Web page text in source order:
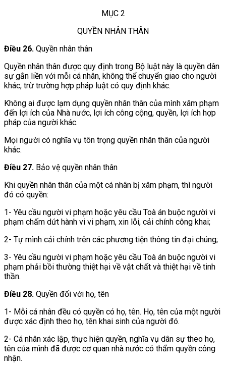
MỤC 2
QUYỀN NHÂN THÂN
Điều 26. Quyền nhân thân
Quyền nhân thân được quy định trong Bộ luật này là quyền dân
sự gắn liền với mỗi cá nhân, không thể chuyển giao cho người
khác, trừ trường hợp pháp luật có quy định khác.
Không ai được lạm dụng quyền nhân thân của mình xâm phạm
đến lợi ích của Nhà nước, lợi ích công cộng, quyền, lợi ích hợp
pháp của người khác.
Mọi người có nghĩa vụ tôn trọng quyền nhân thân của người
khác.
Điều 27. Bảo vệ quyền nhân thân
Khi quyền nhân thân của một cá nhân bị xâm phạm, thì người
đó có quyền:
1- Yêu cầu người vi phạm hoặc yêu cầu Toà án buộc người vi
phạm chấm dứt hành vi vi phạm, xin lỗi, cải chính công khai;
2- Tự mình cải chính trên các phương tiện thông tin đại chúng;
3- Yêu cầu người vi phạm hoặc yêu cầu Toà án buộc người vi
phạm phải bồi thường thiệt hại về vật chất và thiệt hại về tinh
thần.
Điều 28. Quyền đối với họ, tên
1- Mỗi cá nhân đều có quyền có họ, tên. Họ, tên của một người
được xác định theo họ, tên khai sinh của người đó.
2- Cá nhân xác lập, thực hiện quyền, nghĩa vụ dân sự theo họ,
tên của mình đã được cơ quan nhà nước có thẩm quyền công
nhận.